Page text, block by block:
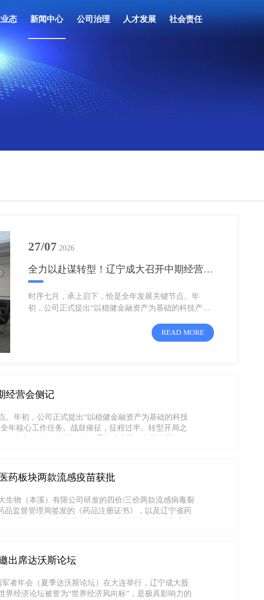
态 新闻中心 公司治理 人才发展 社会责任
27/07 2026
全力以赴谋转型！辽宁成大召开中期经营会侧记
时序七月，承上启下，恰是全年发展关键节点。年
初，公司正式提出“以稳健金融资产为基础的科技产业
READ MORE
经营会侧记
。年初，公司正式提出“以稳健金融资产为基础的科技
年核心工作任务。战鼓催征，征程过半。转型开局之
药板块两款流感疫苗获批
生物（本溪）有限公司研发的四价/三价两款流感病毒裂
品监督管理局签发的《药品注册证书》，以及辽宁省药
出席达沃斯论坛
者年会（夏季达沃斯论坛）在大连举行，辽宁成大股
经济论坛被誉为“世界经济风向标”，是极具影响力的